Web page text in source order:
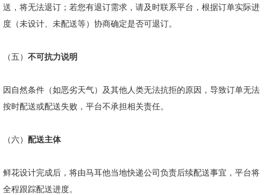
送，将无法退订；若您有退订需求，请及时联系平台，根据订单实际进
度（未设计、未配送等）协商确定是否可退订。
（五） 不可抗力说明
因自然条件（如恶劣天气）及其他人类无法抗拒的原因，导致订单无法
按时配送或配送失败，平台不承担相关责任。
（六） 配送主体
鲜花设计完成后，将由马耳他当地快递公司负责后续配送事宜，平台将
全程跟踪配送进度。